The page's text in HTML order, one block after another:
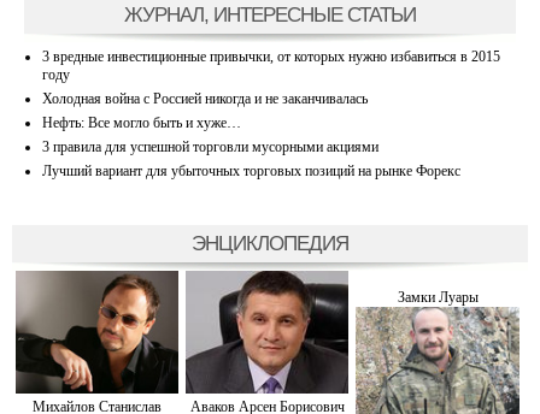
ЖУРНАЛ, ИНТЕРЕСНЫЕ СТАТЬИ
3 вредные инвестиционные привычки, от которых нужно избавиться в 2015
году
Холодная война с Россией никогда и не заканчивалась
Нефть: Все могло быть и хуже…
3 правила для успешной торговли мусорными акциями
Лучший вариант для убыточных торговых позиций на рынке Форекс
ЭНЦИКЛОПЕДИЯ
Михайлов Станислав Аваков Арсен Борисович
Замки Луары